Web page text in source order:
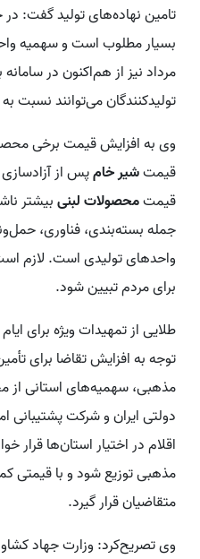
تامین نهاده‌های تولید گفت:
بسیار مطلوب است و سهمیه
مرداد نیز از هم‌اکنون در سامانه
تولیدکنندگان می‌توانند نسبت
وی به افزایش قیمت برخی
قیمتشیر خامپس از
قیمتمحصولات لبنیبیشتر
جمله بسته‌بندی، فناوری،
واحدهای تولیدی است. لازم
برای مردم تبیین شود.
طلایی از تمهیدات ویژه برای
توجه به افزایش تقاضا برای
مذهبی، سهمیه‌های استانی از
دولتی ایران و شرکت
اقلام در اختیار استان‌ها
مذهبی توزیع شود و با قیمتی
متقاضیان قرار گیرد.
وی تصریح‌کرد: وزارت جهاد